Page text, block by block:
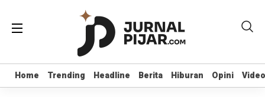
Home Trending Headline Berita Hiburan Opini Video
Home Trending Headline Berita Hiburan Opini Video